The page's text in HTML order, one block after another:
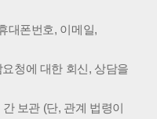
대폰번호, 이메일,
청에 대한 회신, 상담을
보관 (단, 관계 법령이